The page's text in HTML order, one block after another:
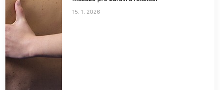
15. 1. 2026